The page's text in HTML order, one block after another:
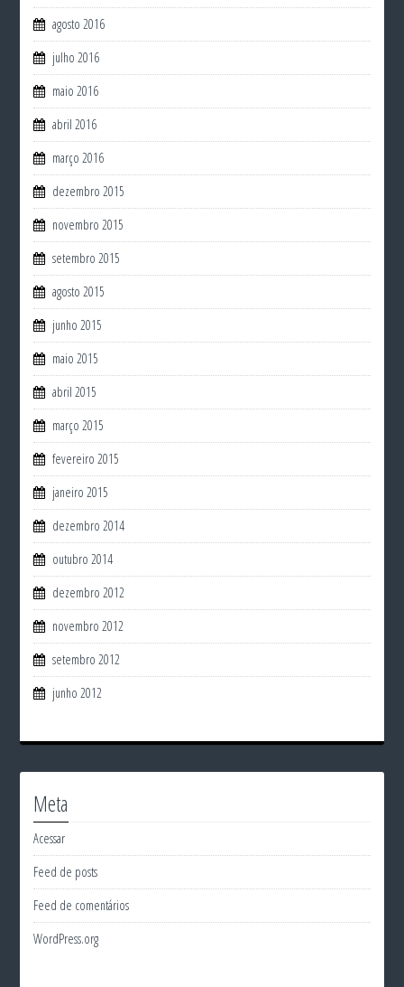
agosto 2016
julho 2016
maio 2016
abril 2016
março 2016
dezembro 2015
novembro 2015
setembro 2015
agosto 2015
junho 2015
maio 2015
abril 2015
março 2015
fevereiro 2015
janeiro 2015
dezembro 2014
outubro 2014
dezembro 2012
novembro 2012
setembro 2012
junho 2012
Meta
Acessar
Feed de posts
Feed de comentários
WordPress.org